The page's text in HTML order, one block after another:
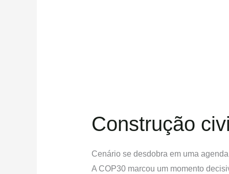
Construção
Cenário se desdobra em uma
A COP30 marcou um momento